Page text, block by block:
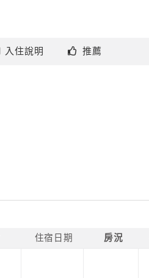
入住說明 推薦
住宿日期 房況